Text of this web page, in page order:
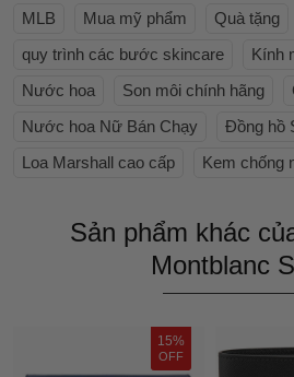
MLB
Mua mỹ phẩm Quà tặng
quy trình các bước skincare
Kính
Nước hoa
Son môi chính hãng
Nước hoa Nữ Bán Chạy
Đồng hồ
Loa Marshall cao cấp
Kem chống
Sản phẩm khác
Montblanc
15%
OFF